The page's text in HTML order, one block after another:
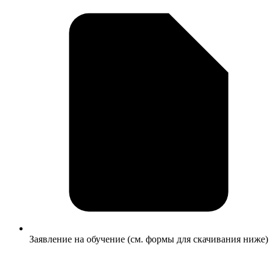
Заявление на обучение (см. формы для скачивания ниже)